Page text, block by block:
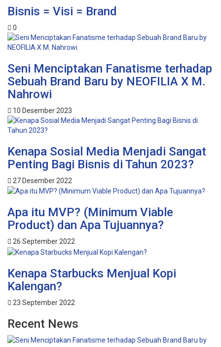
Bisnis = Visi = Brand
0
Seni Menciptakan Fanatisme terhadap
Sebuah Brand Baru by NEOFILIA X M.
Nahrowi
10 Desember 2023
Kenapa Sosial Media Menjadi Sangat
Penting Bagi Bisnis di Tahun 2023?
27 Desember 2022
Apa itu MVP? (Minimum Viable
Product) dan Apa Tujuannya?
26 September 2022
Kenapa Starbucks Menjual Kopi
Kalengan?
23 September 2022
Recent News